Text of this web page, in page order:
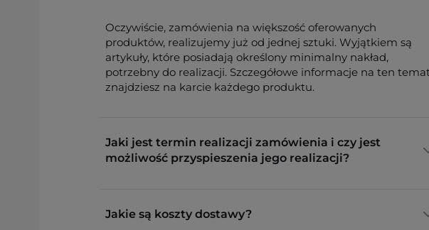
Oczywiście, zamówienia na większość oferowanych
produktów, realizujemy już od jednej sztuki. Wyjątkiem są
artykuły, które posiadają określony minimalny nakład,
potrzebny do realizacji. Szczegółowe informacje na ten temat
znajdziesz na karcie każdego produktu.
Jaki jest termin realizacji zamówienia i czy jest
możliwość przyspieszenia jego realizacji?
Jakie są koszty dostawy?